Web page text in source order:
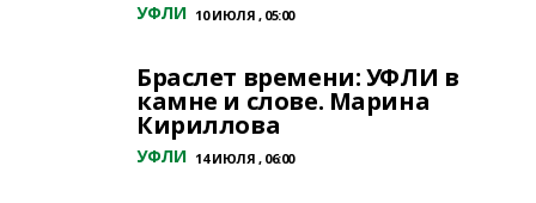
УФЛИ 10 ИЮЛЯ , 05:00
Браслет времени: УФЛИ в
камне и слове. Марина
Кириллова
УФЛИ 14 ИЮЛЯ , 06:00